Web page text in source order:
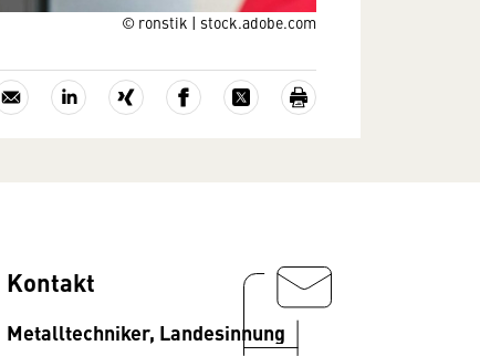
© ronstik | stock.adobe.com
Kontakt
Metalltechniker, Landesinnung